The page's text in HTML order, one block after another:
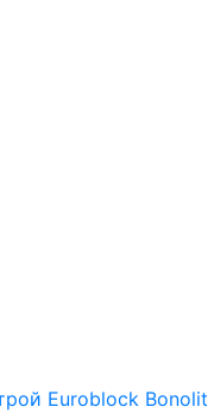
Euroblock Bonolit